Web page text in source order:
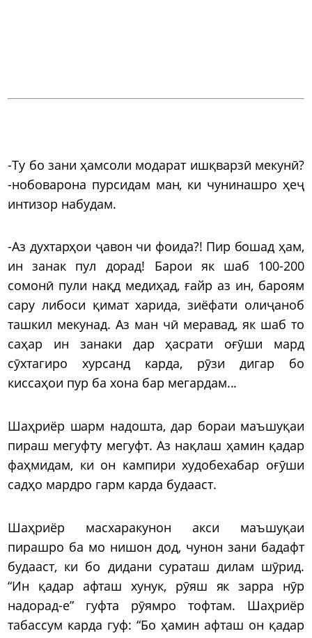
-Ту бо зани ҳамсоли модарат ишқварзӣ мекунӣ?
-нобоварона пурсидам ман, ки чунинашро ҳеҷ
интизор набудам.
-Аз духтарҳои ҷавон чи фоида?! Пир бошад ҳам,
ин занак пул дорад! Барои як шаб 100-200
сомонӣ пули нақд медиҳад, ғайр аз ин, бароям
сару либоси қимат харида, зиёфати олиҷаноб
ташкил мекунад. Аз ман чӣ меравад, як шаб то
саҳар ин занаки дар ҳасрати оғӯши мард
сӯхтагиро хурсанд карда, рӯзи дигар бо
киссаҳои пур ба хона бар мегардам...
Шаҳриёр шарм надошта, дар бораи маъшуқаи
пираш мегуфту мегуфт. Аз нақлаш ҳамин қадар
фаҳмидам, ки он кампири худобехабар оғӯши
садҳо мардро гарм карда будааст.
Шаҳриёр масхаракунон акси маъшуқаи
пирашро ба мо нишон дод, чунон зани бадафт
будааст, ки бо дидани сураташ дилам шӯрид.
“Ин қадар афташ хунук, рӯяш як зарра нӯр
надорад-е” гуфта рӯямро тофтам. Шаҳриёр
табассум карда гуф: “Бо ҳамин афташ он қадар